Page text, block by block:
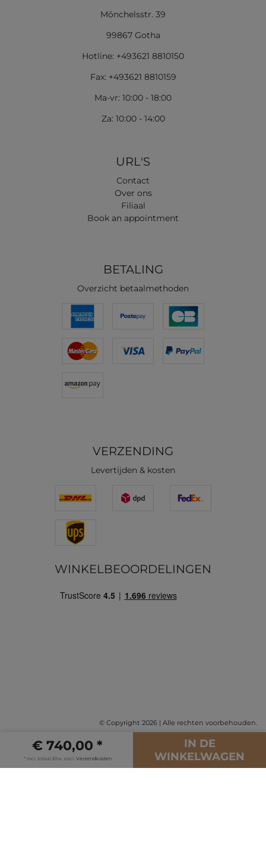
€ 740,00 *
* incl. totaal Btw. excl. Verzendkosten
IN DE
WINKELWAGEN
Mönchelsstr. 39
99867 Gotha
Hotline: +493621 8810150
Fax: +493621 8810159
Ma-vr: 10:00 - 18:00
Za: 10:00 - 14:00
URL'S
Contact
Over ons
Filiaal
Book an appointment
BETALING
Overzicht betaalmethoden
VERZENDING
Levertijden & kosten
WINKELBEOORDELINGEN
© Copyright 2026 | Alle rechten voorbehouden.